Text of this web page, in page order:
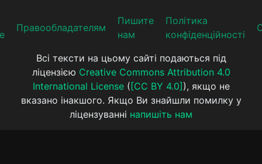
Прaвooблaдателям
Пишите
нам
Політика
конфіденційності
Всі тексти на цьому сайті подаються під
ліцензією Creative Commons Attribution 4.0
International License( [CC BY 4.0] ), якщо не
вказано інакшого. Якщо Ви знайшли помилку у
ліцензуванні напишіть нам